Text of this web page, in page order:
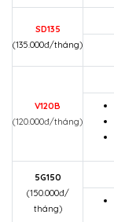
SD135
(135.000đ/tháng)
V120B
(120.000đ/tháng)
5G150
(150.000đ/
tháng)